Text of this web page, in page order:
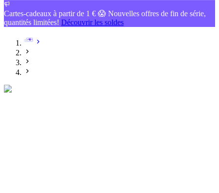
Cartes-cadeaux à partir de 1 € 😱 Nouvelles offres de fin de série,
quantités limitées! Découvrir les soldes